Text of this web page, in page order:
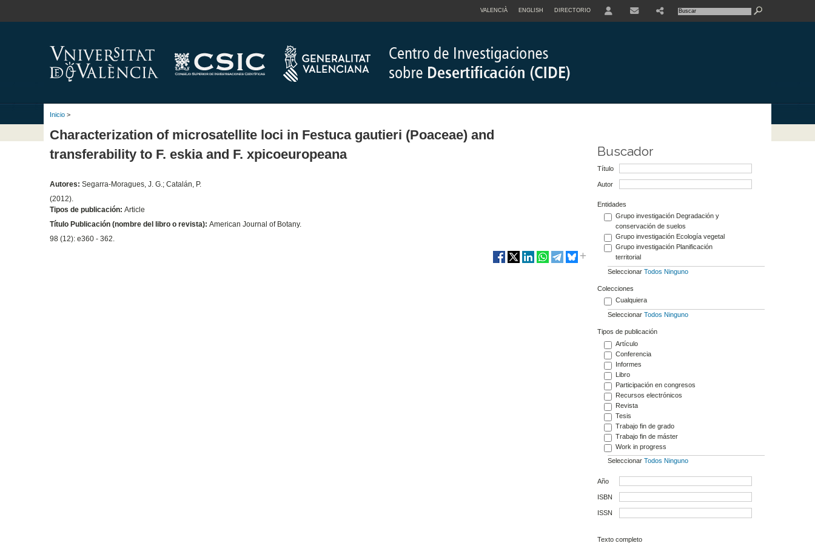
VALENCIÀ ENGLISH DIRECTORIO
Inicio >
Characterization of microsatellite loci in Festuca gautieri (Poaceae) and
transferability to F. eskia and F. xpicoeuropeana
Autores: Segarra-Moragues, J. G.; Catalán, P.
(2012).
Tipos de publicación: Article
Título Publicación (nombre del libro o revista): American Journal of Botany.
98 (12): e360 - 362.
Buscador
Título
Autor
Entidades
Grupo investigación Degradación y
conservación de suelos
Grupo investigación Ecología vegetal
Grupo investigación Planificación
territorial
Seleccionar Todos Ninguno
Colecciones
Cualquiera
Seleccionar Todos Ninguno
Tipos de publicación
Artículo
Conferencia
Informes
Libro
Participación en congresos
Recursos electrónicos
Revista
Tesis
Trabajo fin de grado
Trabajo fin de máster
Work in progress
Seleccionar Todos Ninguno
Año
ISBN
ISSN
Texto completo